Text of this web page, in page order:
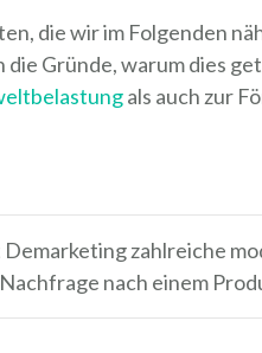
die wir im Folgenden
Gründe, warum dies
als auch zur
zahlreiche
nach einem